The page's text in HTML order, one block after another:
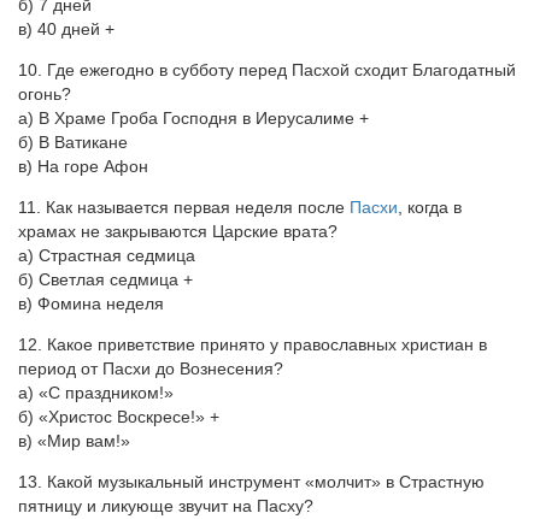
б) 7 дней
в) 40 дней +
10. Где ежегодно в субботу перед Пасхой сходит Благодатный
огонь?
а) В Храме Гроба Господня в Иерусалиме +
б) В Ватикане
в) На горе Афон
11. Как называется первая неделя после Пасхи , когда в
храмах не закрываются Царские врата?
а) Страстная седмица
б) Светлая седмица +
в) Фомина неделя
12. Какое приветствие принято у православных христиан в
период от Пасхи до Вознесения?
а) «С праздником!»
б) «Христос Воскресе!» +
в) «Мир вам!»
13. Какой музыкальный инструмент «молчит» в Страстную
пятницу и ликующе звучит на Пасху?